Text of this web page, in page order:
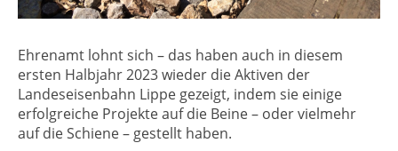
Ehrenamt lohnt sich – das haben auch in diesem
ersten Halbjahr 2023 wieder die Aktiven der
Landeseisenbahn Lippe gezeigt, indem sie einige
erfolgreiche Projekte auf die Beine – oder vielmehr
auf die Schiene – gestellt haben.